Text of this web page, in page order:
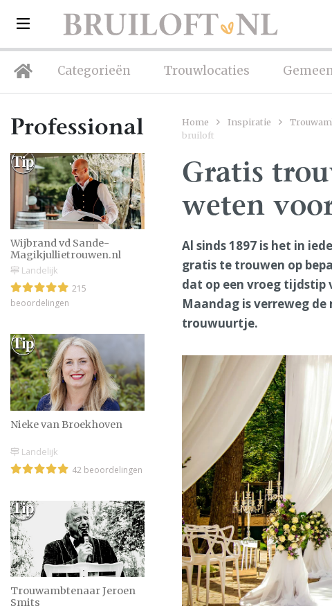
Categorieën Trouwlocaties
Professionals
Wijbrand vd Sande-
Magikjullietrouwen.nl
Landelijk
215
beoordelingen
Nieke van Broekhoven
Landelijk
42 beoordelingen
Trouwambtenaar Jeroen
Smits
Home Inspiratie
bruiloft
Gratis
weten
Al sinds 1897 is het in
gratis te trouwen op
dat op een vroeg tijdstip
Maandag is verreweg
trouwuurtje.